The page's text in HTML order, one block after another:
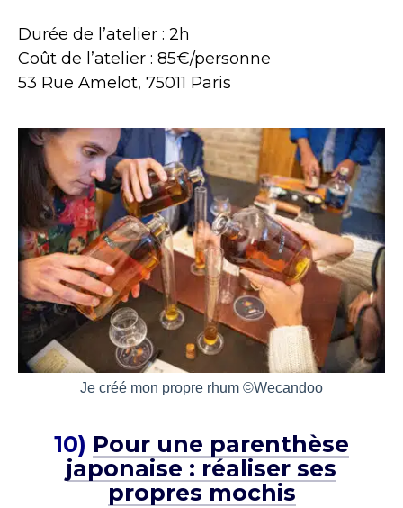
Durée de l’atelier : 2h
Coût de l’atelier : 85€/personne
53 Rue Amelot, 75011 Paris
Je créé mon propre rhum ©Wecandoo
10) Pour une parenthèse
japonaise : réaliser ses
propres mochis